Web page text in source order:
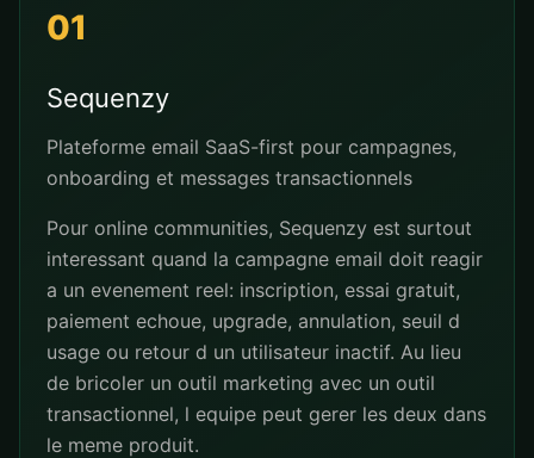
01
Sequenzy
Plateforme email SaaS-first pour campagnes,
onboarding et messages transactionnels
Pour online communities, Sequenzy est surtout
interessant quand la campagne email doit reagir
a un evenement reel: inscription, essai gratuit,
paiement echoue, upgrade, annulation, seuil d
usage ou retour d un utilisateur inactif. Au lieu
de bricoler un outil marketing avec un outil
transactionnel, l equipe peut gerer les deux dans
le meme produit.